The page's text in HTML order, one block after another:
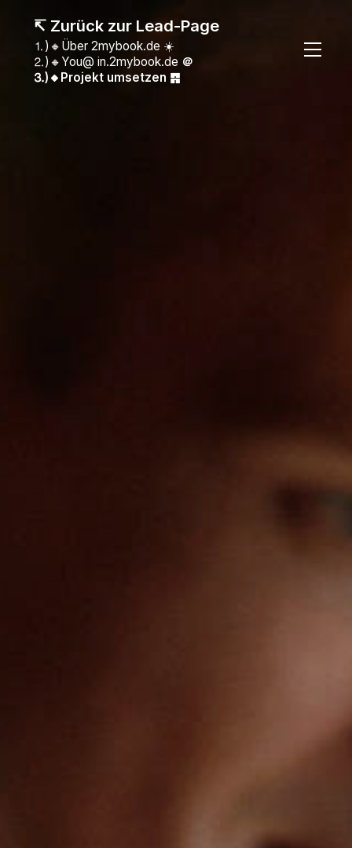
↸ Zurück zur Lead-Page
⒈)🔸Über 2mybook.de ☀️
⒉)🔸You@ in.2mybook.de ＠
⒊)🔸Projekt umsetzen ䷴